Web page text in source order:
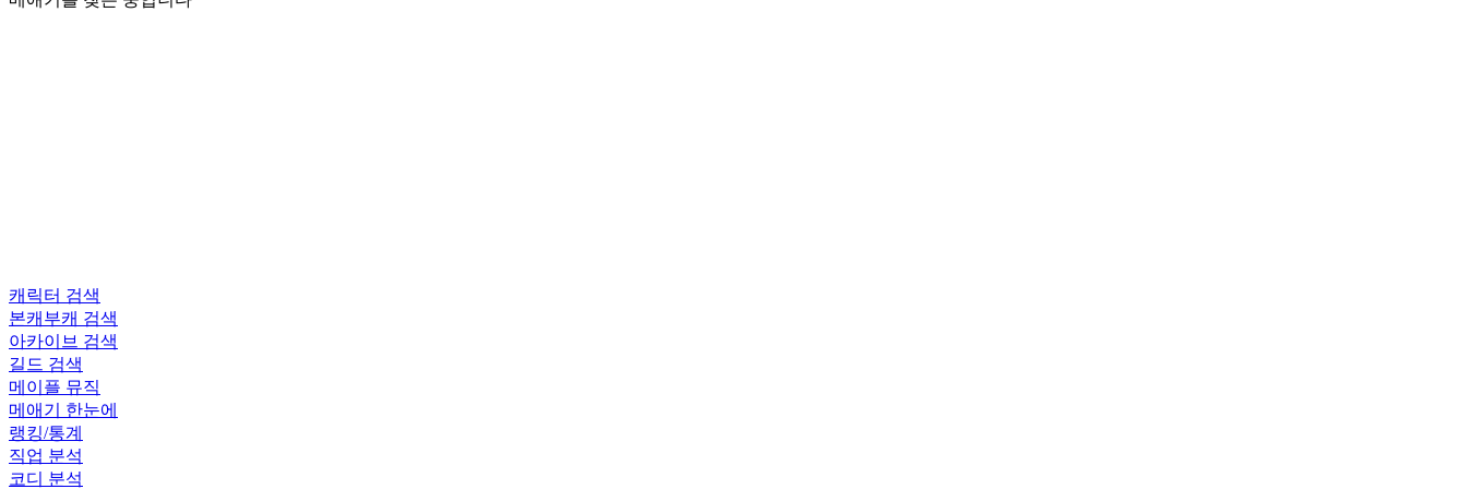
캐릭터 검색
본캐부캐 검색
아카이브 검색
길드 검색
메이플 뮤직
메애기 한눈에
랭킹/통계
직업 분석
코디 분석